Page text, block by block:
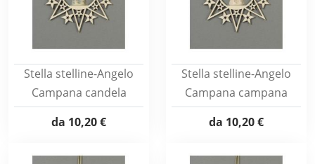
Stella stelline-Angelo
Campana candela
da 10,20 €
Stella stelline-Angelo
Campana campana
da 10,20 €